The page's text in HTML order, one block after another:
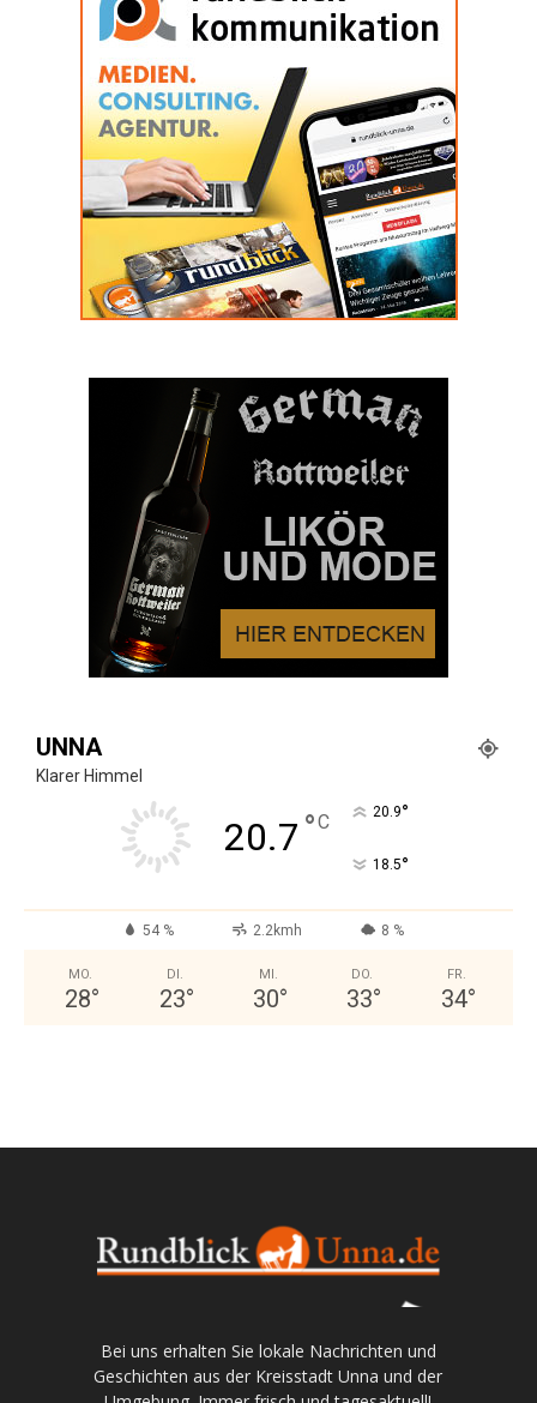
UNNA
Klarer Himmel
20.7 °C 20.9°
18.5°
54 % 2.2kmh 8 %
MO.
28°
DI.
23°
MI.
30°
DO.
33°
FR.
34°
Bei uns erhalten Sie lokale Nachrichten und
Geschichten aus der Kreisstadt Unna und der